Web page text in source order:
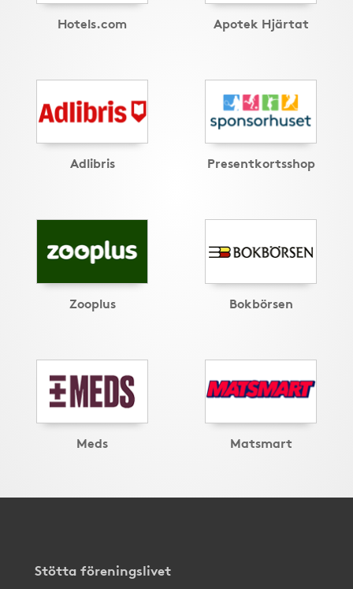
Hotels.com Apotek Hjärtat
Adlibris Presentkortsshop
Zooplus Bokbörsen
Meds Matsmart
Stötta föreningslivet